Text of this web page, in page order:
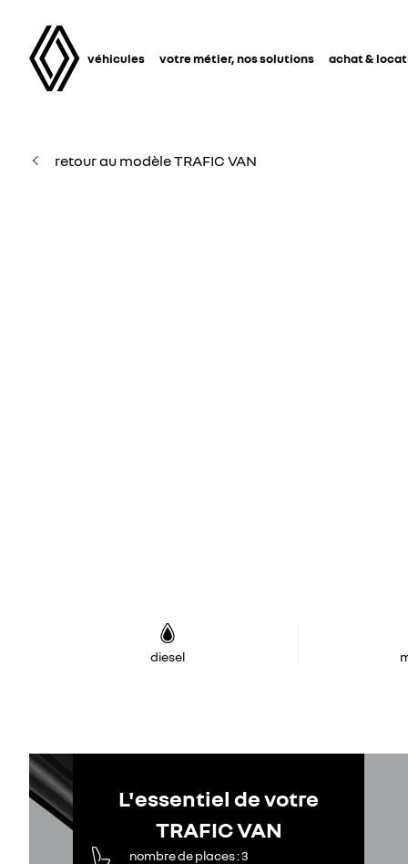
véhicules votre métier, nos solutions achat &
retour au modèle TRAFIC VAN
diesel
L'essentiel de votre
TRAFIC VAN
nombre de places 3